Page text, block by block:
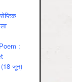
:
(18 जून)